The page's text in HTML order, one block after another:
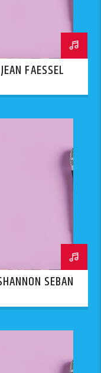
FAESSEL
SEBAN